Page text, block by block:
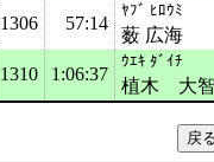
1306 57:14
ﾔﾌﾞ ﾋﾛｳﾐ
薮 広海
1310 1:06:37
ｳｴｷ ﾀﾞｲﾁ
植木 大智